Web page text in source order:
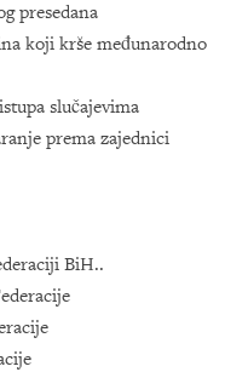
presedana
koji krše međunarodno
slučajevima
prema zajednici
BiH..